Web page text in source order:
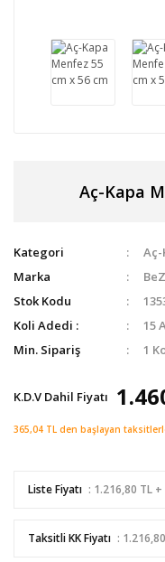
Aç-Kapa
Kategori
Marka
Stok Kodu
Koli Adedi :
15
Min. Sipariş
1
K.D.V Dahil Fiyatı
365,04 TL den başlayan
Liste Fiyatı : 1.216,80 TL +
Taksitli KK Fiyatı :